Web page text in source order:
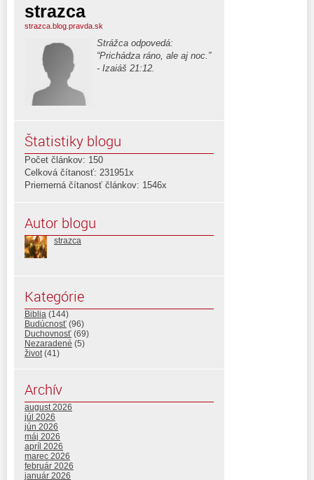
strazca
strazca.blog.pravda.sk
Strážca odpovedá:
“Prichádza ráno, ale aj noc.”
- Izaiáš 21:12.
Štatistiky blogu
Počet článkov: 150
Celková čítanosť: 231951x
Priemerná čítanosť článkov: 1546x
Autor blogu
strazca
Kategórie
Biblia (144)
Budúcnosť (96)
Duchovnosť (69)
Nezaradené (5)
život (41)
Archív
august 2026
júl 2026
jún 2026
máj 2026
apríl 2026
marec 2026
február 2026
január 2026